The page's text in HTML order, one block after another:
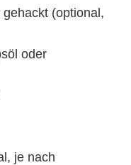
(optional,
oder
je nach